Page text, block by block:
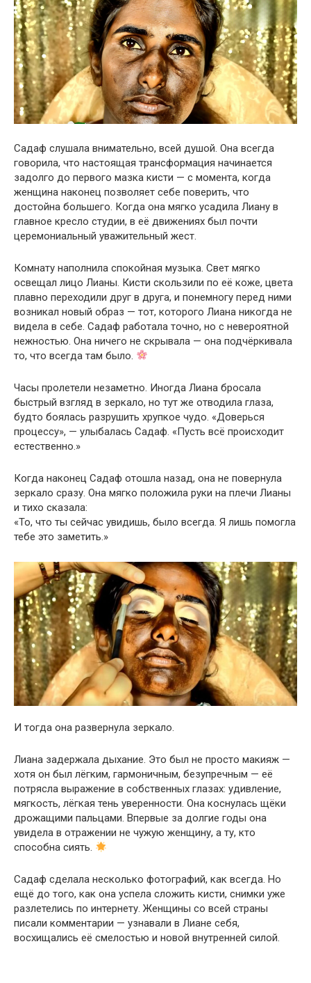
Садаф слушала внимательно, всей душой. Она всегда
говорила, что настоящая трансформация начинается
задолго до первого мазка кисти — с момента, когда
женщина наконец позволяет себе поверить, что
достойна большего. Когда она мягко усадила Лиану в
главное кресло студии, в её движениях был почти
церемониальный уважительный жест.
Комнату наполнила спокойная музыка. Свет мягко
освещал лицо Лианы. Кисти скользили по её коже, цвета
плавно переходили друг в друга, и понемногу перед ними
возникал новый образ — тот, которого Лиана никогда не
видела в себе. Садаф работала точно, но с невероятной
нежностью. Она ничего не скрывала — она подчёркивала
то, что всегда там было.
Часы пролетели незаметно. Иногда Лиана бросала
быстрый взгляд в зеркало, но тут же отводила глаза,
будто боялась разрушить хрупкое чудо. «Доверься
процессу», — улыбалась Садаф. «Пусть всё происходит
естественно.»
Когда наконец Садаф отошла назад, она не повернула
зеркало сразу. Она мягко положила руки на плечи Лианы
и тихо сказала:
«То, что ты сейчас увидишь, было всегда. Я лишь помогла
тебе это заметить.»
И тогда она развернула зеркало.
Лиана задержала дыхание. Это был не просто макияж —
хотя он был лёгким, гармоничным, безупречным — её
потрясла выражение в собственных глазах: удивление,
мягкость, лёгкая тень уверенности. Она коснулась щёки
дрожащими пальцами. Впервые за долгие годы она
увидела в отражении не чужую женщину, а ту, кто
способна сиять.
Садаф сделала несколько фотографий, как всегда. Но
ещё до того, как она успела сложить кисти, снимки уже
разлетелись по интернету. Женщины со всей страны
писали комментарии — узнавали в Лиане себя,
восхищались её смелостью и новой внутренней силой.